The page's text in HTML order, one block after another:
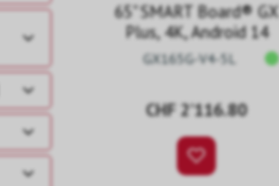
65" SMART Board® GX
Plus, 4K, Android 14
GX165G-V4-5L
CHF 2’116.80